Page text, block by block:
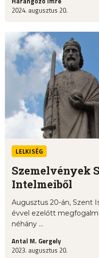
2024. augusztus 20.
LELKISÉG
Szemelvények
Intelmeiből
Augusztus 20-án, Szent
évvel ezelőtt
néhány ...
Antal M. Gergely
2023. augusztus 20.